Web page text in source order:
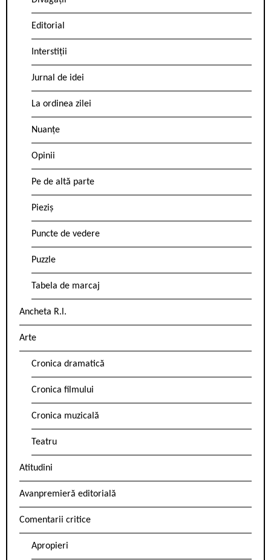
Editorial
Interstiții
Jurnal de idei
La ordinea zilei
Nuanțe
Opinii
Pe de altă parte
Pieziș
Puncte de vedere
Puzzle
Tabela de marcaj
Ancheta R.l.
Arte
Cronica dramatică
Cronica filmului
Cronica muzicală
Teatru
Atitudini
Avanpremieră editorială
Comentarii critice
Apropieri